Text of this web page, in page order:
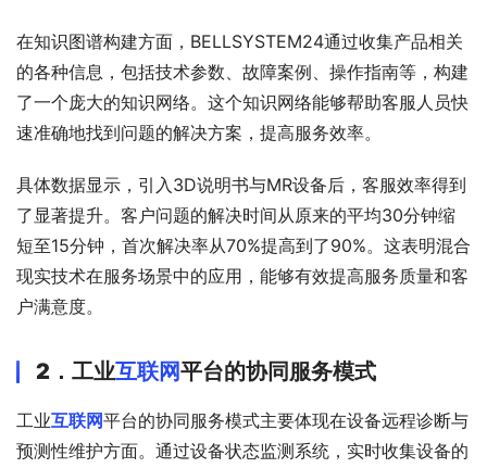
在知识图谱构建方面，BELLSYSTEM24通过收集产品相关
的各种信息，包括技术参数、故障案例、操作指南等，构建
了一个庞大的知识网络。这个知识网络能够帮助客服人员快
速准确地找到问题的解决方案，提高服务效率。
具体数据显示，引入3D说明书与MR设备后，客服效率得到
了显著提升。客户问题的解决时间从原来的平均30分钟缩
短至15分钟，首次解决率从70%提高到了90%。这表明混合
现实技术在服务场景中的应用，能够有效提高服务质量和客
户满意度。
2． 工业互联网平台的协同服务模式
工业互联网平台的协同服务模式主要体现在设备远程诊断与
预测性维护方面。通过设备状态监测系统，实时收集设备的